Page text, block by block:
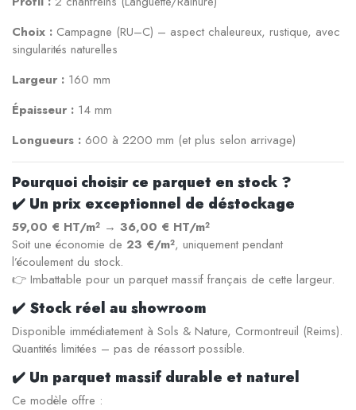
Choix : Campagne (RU–C) – aspect chaleureux, rustique, avec
singularités naturelles
Largeur : 160 mm
Épaisseur : 14 mm
Longueurs : 600 à 2200 mm (et plus selon arrivage)
Pourquoi choisir ce parquet en stock ?
✔️ Un prix exceptionnel de déstockage
59,00 € HT/m² → 36,00 € HT/m²
Soit une économie de 23 €/m², uniquement pendant
l’écoulement du stock.
👉 Imbattable pour un parquet massif français de cette largeur.
✔️ Stock réel au showroom
Disponible immédiatement à Sols & Nature, Cormontreuil (Reims).
Quantités limitées – pas de réassort possible.
✔️ Un parquet massif durable et naturel
Ce modèle offre :